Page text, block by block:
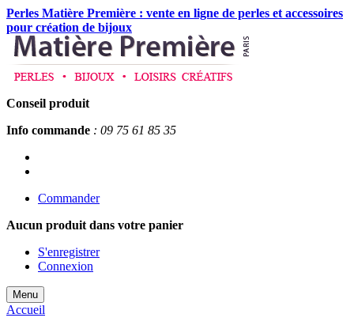
Perles Matière Première : vente en ligne de perles et accessoires
pour création de bijoux
Conseil produit
Info commande : 09 75 61 85 35
Commander
Aucun produit dans votre panier
S'enregistrer
Connexion
Menu
Accueil